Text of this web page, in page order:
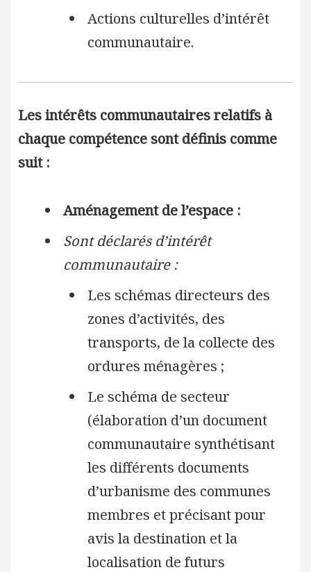
Actions culturelles d’intérêt
communautaire.
Les intérêts communautaires relatifs à
chaque compétence sont définis comme
suit :
Aménagement de l’espace :
Sont déclarés d’intérêt
communautaire :
Les schémas directeurs des
zones d’activités, des
transports, de la collecte des
ordures ménagères ;
Le schéma de secteur
(élaboration d’un document
communautaire synthétisant
les différents documents
d’urbanisme des communes
membres et précisant pour
avis la destination et la
localisation de futurs